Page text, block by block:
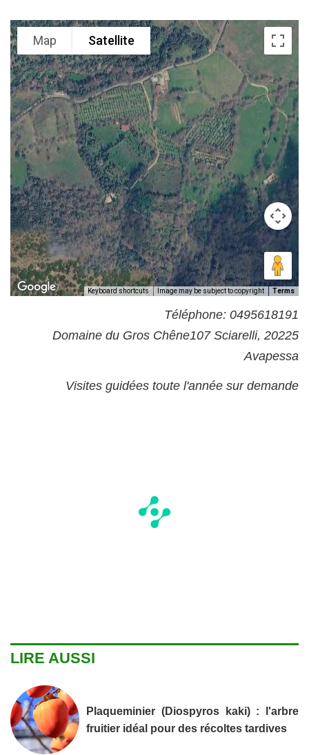
Map Satellite
Keyboard shortcuts Image may be subject to copyright Terms
Téléphone: 0495618191
Domaine du Gros Chêne107 Sciarelli, 20225
Avapessa
Visites guidées toute l'année sur demande
LIRE AUSSI
Plaqueminier (Diospyros kaki) : l'arbre
fruitier idéal pour des récoltes tardives